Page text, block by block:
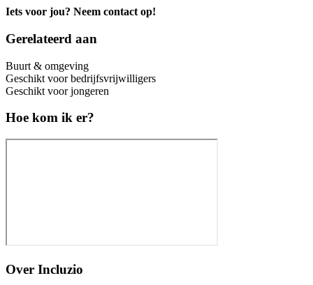
Iets voor jou? Neem contact op!
Gerelateerd aan
Buurt & omgeving
Geschikt voor bedrijfsvrijwilligers
Geschikt voor jongeren
Hoe kom ik er?
Over Incluzio